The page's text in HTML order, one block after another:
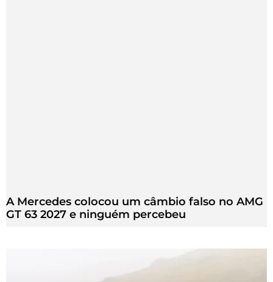
A Mercedes colocou um câmbio falso no AMG
GT 63 2027 e ninguém percebeu